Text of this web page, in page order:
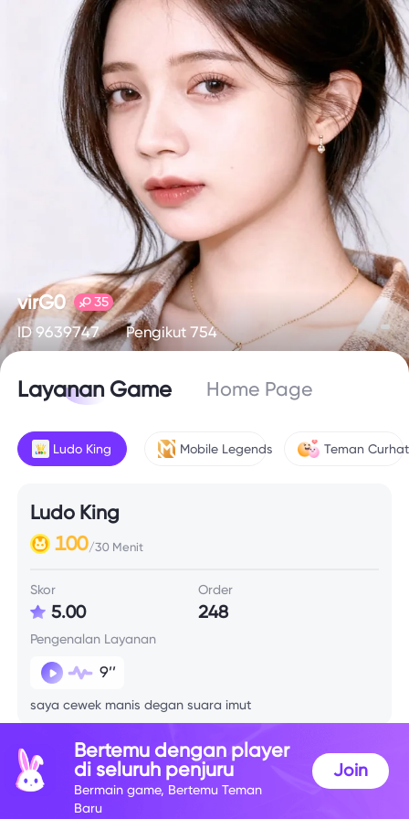
virG0 35
ID 9639747 Pengikut 754
Layanan Game Home Page
Ludo King Mobile Legends Teman Curhat
Ludo King
100/30 Menit
Skor
5.00
Order
248
Pengenalan Layanan
9’’
saya cewek manis degan suara imut
Info Skill
Bertemu dengan player
di seluruh penjuru
Bermain game, Bertemu Teman
Baru
Join